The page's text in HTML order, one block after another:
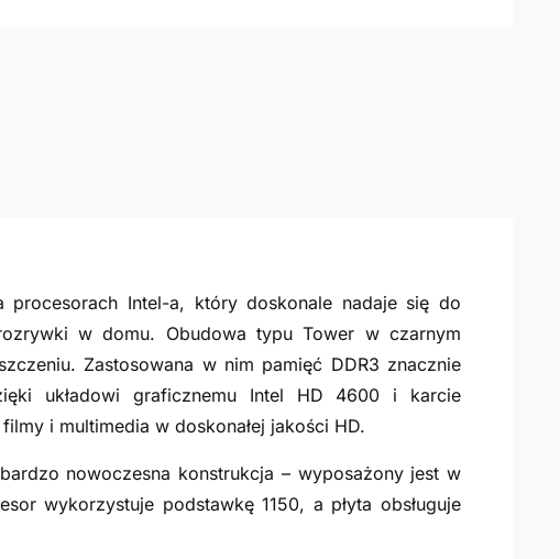
Intel-a, który doskonale nadaje się do
w domu. Obudowa typu Tower w czarnym
Zastosowana w nim pamięć DDR3 znacznie
układowi graficznemu Intel HD 4600 i karcie
i multimedia w doskonałej jakości HD.
nowoczesna konstrukcja – wyposażony jest w
wykorzystuje podstawkę 1150, a płyta obsługuje